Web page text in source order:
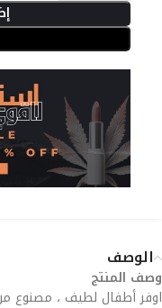
الوصف
وصف المنتج